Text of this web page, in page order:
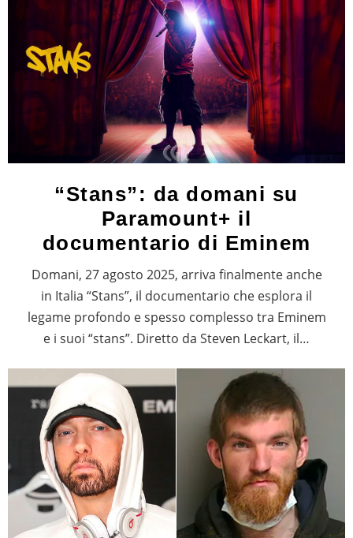
“Stans”: da domani su
Paramount+ il
documentario di Eminem
Domani, 27 agosto 2025, arriva finalmente anche
in Italia “Stans”, il documentario che esplora il
legame profondo e spesso complesso tra Eminem
e i suoi “stans”. Diretto da Steven Leckart, il…